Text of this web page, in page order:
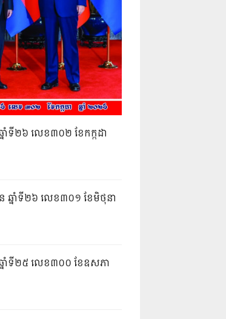
នាំទី២៦ លេខ៣០២ ខែកក្កដា
ន ឆ្នាំទី២៦ លេខ៣០១ ខែមិថុនា
នាំទី២៥ លេខ៣០០ ខែឧសភា